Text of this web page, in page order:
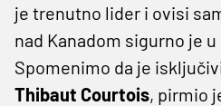
je trenutno lider i ovisi
nad Kanadom sigurno je
Spomenimo da je
Thibaut Courtois, pirmio